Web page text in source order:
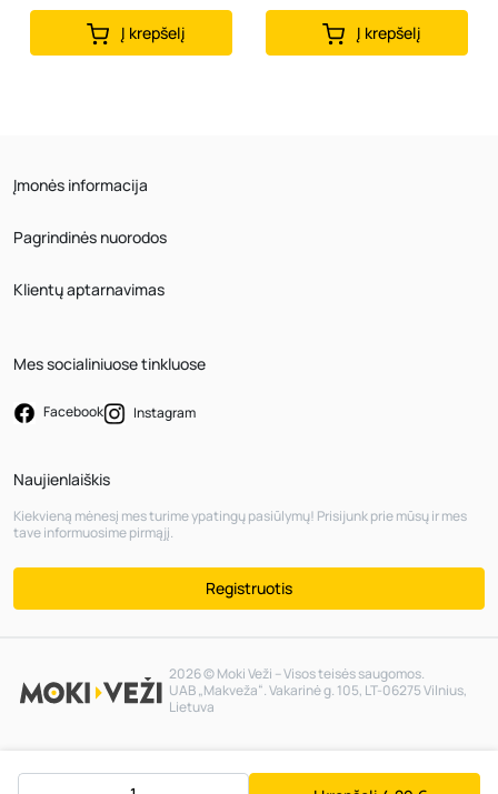
Į krepšelį Į krepšelį
Įmonės informacija
Pagrindinės nuorodos
Klientų aptarnavimas
Mes socialiniuose tinkluose
Facebook Instagram
Naujienlaiškis
Kiekvieną mėnesį mes turime ypatingų pasiūlymų! Prisijunk prie mūsų ir mes
tave informuosime pirmąjį.
Registruotis
2026 © Moki Veži – Visos teisės saugomos.
UAB „Makveža“. Vakarinė g. 105, LT-06275 Vilnius,
Lietuva